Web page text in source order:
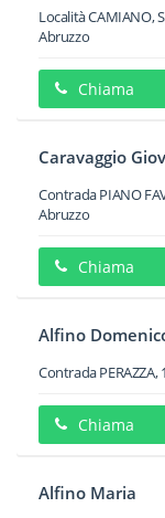
Località CAMIANO,
Abruzzo
Chiama
Caravaggio
Contrada PIANO
Abruzzo
Chiama
Alfino
Contrada PERAZZA,
Chiama
Alfino Maria